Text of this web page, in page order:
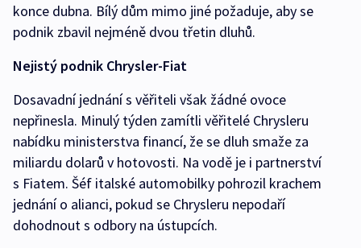
konce dubna. Bílý dům mimo jiné požaduje, aby se
podnik zbavil nejméně dvou třetin dluhů.
Nejistý podnik Chrysler-Fiat
Dosavadní jednání s věřiteli však žádné ovoce
nepřinesla. Minulý týden zamítli věřitelé Chrysleru
nabídku ministerstva financí, že se dluh smaže za
miliardu dolarů v hotovosti. Na vodě je i partnerství
s Fiatem. Šéf italské automobilky pohrozil krachem
jednání o alianci, pokud se Chrysleru nepodaří
dohodnout s odbory na ústupcích.